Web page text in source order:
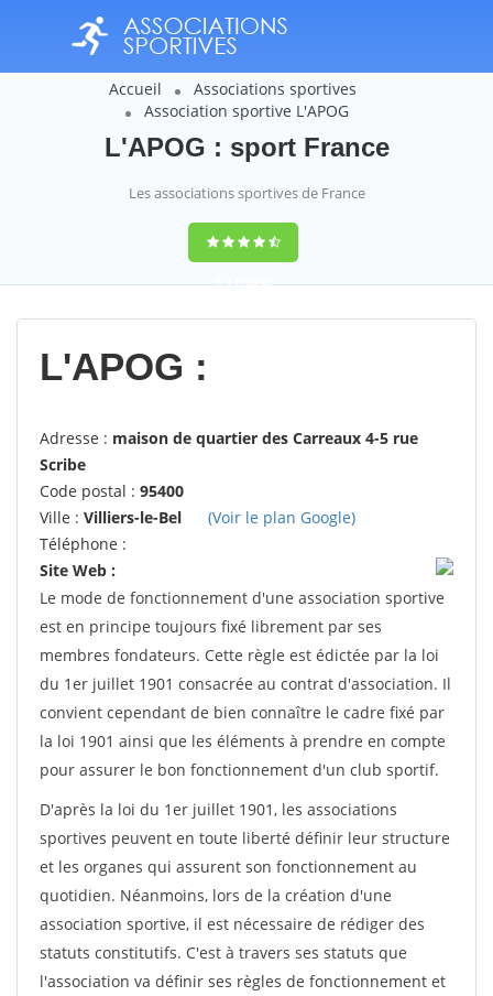
Accueil
Associations sportives
Association sportive L'APOG
L'APOG : sport France
Les associations sportives de France
9,4(100%)
14358votes
L'APOG :
Adresse : maison de quartier des Carreaux 4-5 rue
Scribe
Code postal : 95400
Ville : Villiers-le-Bel
(Voir le plan Google)
Téléphone :
Site Web :
Le mode de fonctionnement d'une association sportive
est en principe toujours fixé librement par ses
membres fondateurs. Cette règle est édictée par la loi
du 1er juillet 1901 consacrée au contrat d'association. Il
convient cependant de bien connaître le cadre fixé par
la loi 1901 ainsi que les éléments à prendre en compte
pour assurer le bon fonctionnement d'un club sportif.
D'après la loi du 1er juillet 1901, les associations
sportives peuvent en toute liberté définir leur structure
et les organes qui assurent son fonctionnement au
quotidien. Néanmoins, lors de la création d'une
association sportive, il est nécessaire de rédiger des
statuts constitutifs. C'est à travers ses statuts que
l'association va définir ses règles de fonctionnement et